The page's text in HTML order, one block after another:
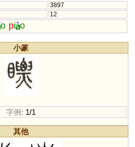
3897
12
o pi o
小篆
字例: 1/1
其他